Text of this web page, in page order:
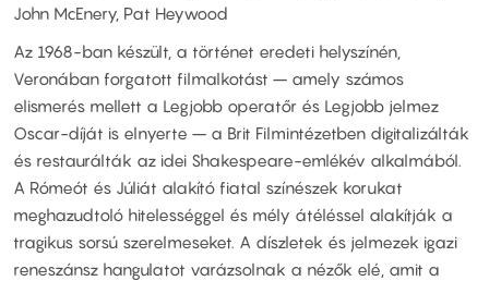
John McEnery, Pat Heywood
Az 1968-ban készült, a történet eredeti helyszínén,
Veronában forgatott filmalkotást – amely számos
elismerés mellett a Legjobb operatőr és Legjobb jelmez
Oscar-díját is elnyerte – a Brit Filmintézetben digitalizálták
és restaurálták az idei Shakespeare-emlékév alkalmából.
A Rómeót és Júliát alakító fiatal színészek korukat
meghazudtoló hitelességgel és mély átéléssel alakítják a
tragikus sorsú szerelmeseket. A díszletek és jelmezek igazi
reneszánsz hangulatot varázsolnak a nézők elé, amit a